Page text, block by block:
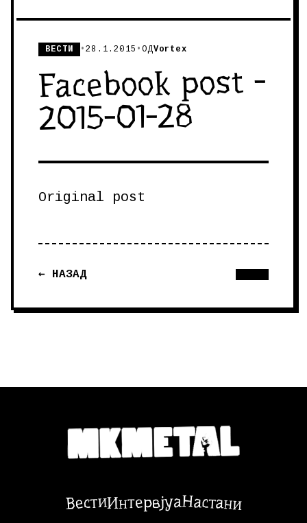
ВЕСТИ •28.1.2015 •ОДVortex
Facebook post -
2015-01-28
Original post
← НАЗАД
ВестиИнтервјуаНастани